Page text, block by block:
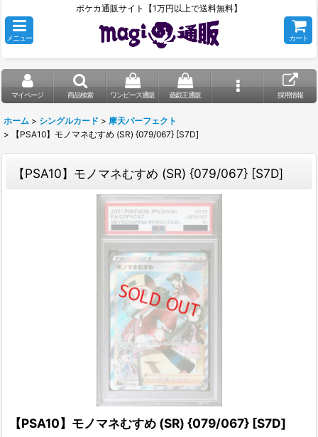
ポケカ通販サイト【1万円以上で送料無料】
メニュー カート
マイページ 商品検索 ワンピース通販 遊戯王通販 採用情報
ホーム > シングルカード > 摩天パーフェクト
>
【PSA10】モノマネむすめ (SR) {079/067} [S7D]
【PSA10】モノマネむすめ (SR) {079/067} [S7D]
【PSA10】モノマネむすめ (SR) {079/067} [S7D]